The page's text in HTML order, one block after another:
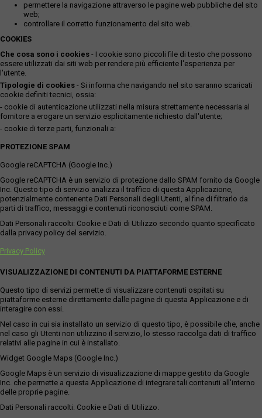
permettere la navigazione attraverso le pagine web pubbliche del sito
web;
controllare il corretto funzionamento del sito web.
COOKIES
Che cosa sono i cookies - I cookie sono piccoli file di testo che possono
essere utilizzati dai siti web per rendere più efficiente l'esperienza per
l'utente.
Tipologie di cookies - Si informa che navigando nel sito saranno scaricati
cookie definiti tecnici, ossia:
- cookie di autenticazione utilizzati nella misura strettamente necessaria al
fornitore a erogare un servizio esplicitamente richiesto dall'utente;
- cookie di terze parti, funzionali a:
PROTEZIONE SPAM
Google reCAPTCHA (Google Inc.)
Google reCAPTCHA è un servizio di protezione dallo SPAM fornito da Google
Inc. Questo tipo di servizio analizza il traffico di questa Applicazione,
potenzialmente contenente Dati Personali degli Utenti, al fine di filtrarlo da
parti di traffico, messaggi e contenuti riconosciuti come SPAM.
Dati Personali raccolti: Cookie e Dati di Utilizzo secondo quanto specificato
dalla privacy policy del servizio.
Privacy Policy
VISUALIZZAZIONE DI CONTENUTI DA PIATTAFORME ESTERNE
Questo tipo di servizi permette di visualizzare contenuti ospitati su
piattaforme esterne direttamente dalle pagine di questa Applicazione e di
interagire con essi.
Nel caso in cui sia installato un servizio di questo tipo, è possibile che, anche
nel caso gli Utenti non utilizzino il servizio, lo stesso raccolga dati di traffico
relativi alle pagine in cui è installato.
Widget Google Maps (Google Inc.)
Google Maps è un servizio di visualizzazione di mappe gestito da Google
Inc. che permette a questa Applicazione di integrare tali contenuti all'interno
delle proprie pagine.
Dati Personali raccolti: Cookie e Dati di Utilizzo.